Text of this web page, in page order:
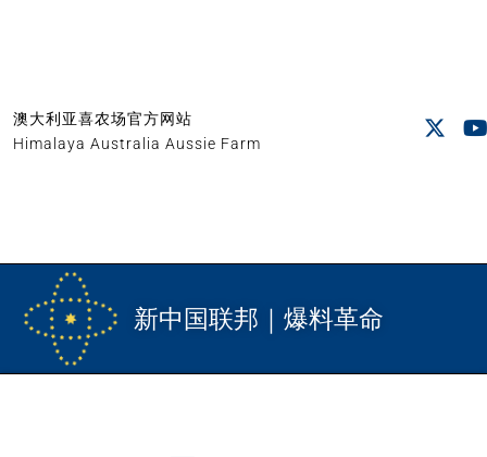
澳大利亚喜农场官方网站
Himalaya Australia Aussie Farm
新中国联邦｜爆料革命